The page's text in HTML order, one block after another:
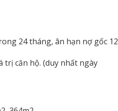
24 tháng, ân hạn nợ gốc 12
trị căn hộ. (duy nhất ngày